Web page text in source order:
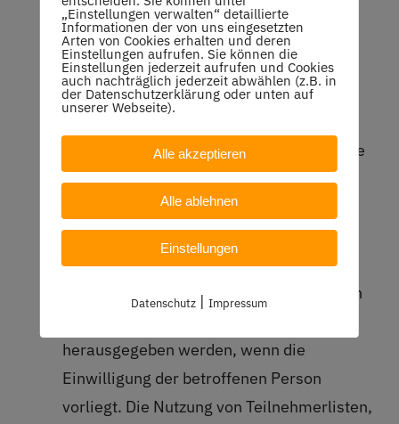
Listen von Mitgliedern oder Teilnehmern
werden den jeweiligen Mitarbeiterinnen
und Mitarbeitern im Verein (z.B.
insoweit zur Verfügung gestellt, wie es die
jeweilige Aufgabenstellung erfordert.
Beim Umgang der dabei verwendeten
personenbezogenen Daten ist das Gebot
der Datensparsamkeit zu beachten.
Personenbezogene Daten von Mitgliedern
herausgegeben werden, wenn die
Einwilligung der betroffenen Person
vorliegt. Die Nutzung von Teilnehmerlisten,
„Einstellungen verwalten“ detaillierte
Informationen der von uns eingesetzten
Arten von Cookies erhalten und deren
Einstellungen aufrufen. Sie können die
Einstellungen jederzeit aufrufen und Cookies
auch nachträglich jederzeit abwählen (z.B. in
der Datenschutzerklärung oder unten auf
unserer Webseite).
Alle akzeptieren
Alle ablehnen
Einstellungen
Datenschutz |Impressum